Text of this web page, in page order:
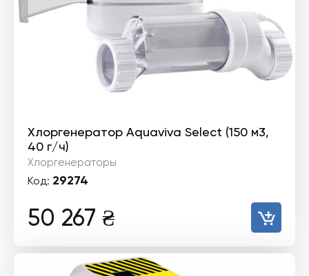
Хлоргенератор Aquaviva Select (150 м3,
40 г/ч)
Хлоргенераторы
Код: 29274
50 267 ₴